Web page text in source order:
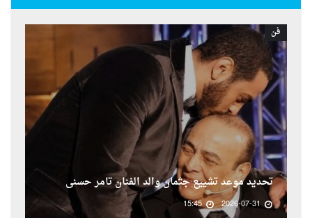
فن
تحديد موعد تشييع جثمان والد الفنان تامر حسنى
2026-07-31
15:45